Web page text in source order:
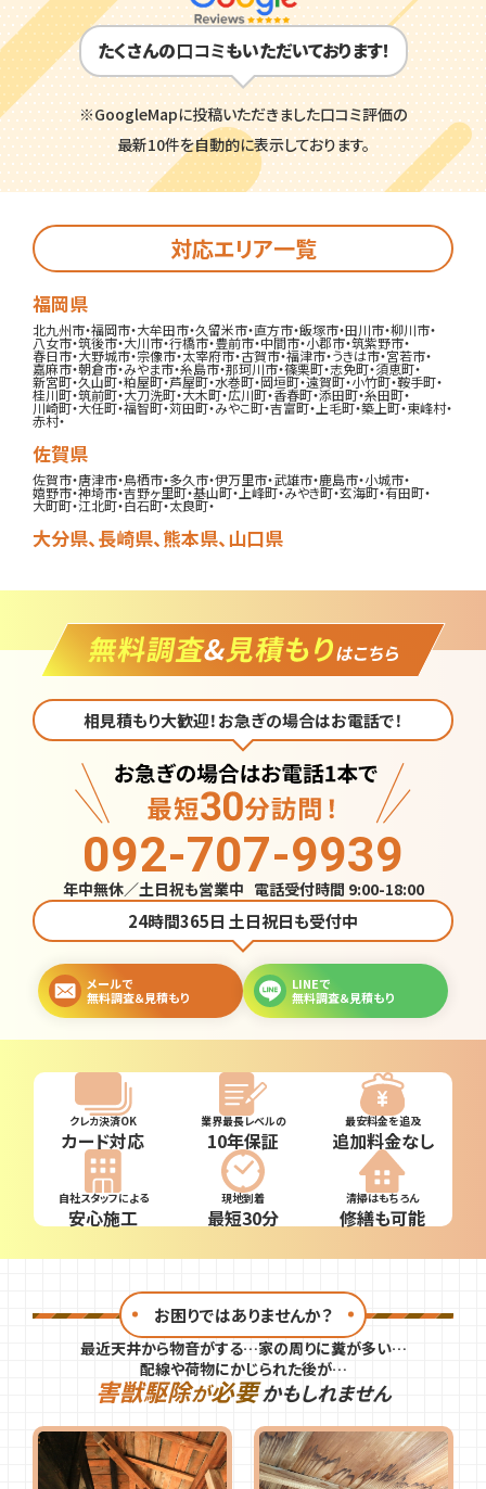
たくさんの口コミもいただいております!
※GoogleMapに投稿いただきました口コミ評価の
最新10件を自動的に表示しております。
対応エリア一覧
福岡県
北九州市・福岡市・大牟田市・久留米市・直方市・飯塚市・田川市・柳川市・
八女市・筑後市・大川市・行橋市・豊前市・中間市・小郡市・筑紫野市・
春日市・大野城市・宗像市・太宰府市・古賀市・福津市・うきは市・宮若市・
嘉麻市・朝倉市・みやま市・糸島市・那珂川市・篠栗町・志免町・須恵町・
新宮町・久山町・粕屋町・芦屋町・水巻町・岡垣町・遠賀町・小竹町・鞍手町・
桂川町・筑前町・大刀洗町・大木町・広川町・香春町・添田町・糸田町・
川崎町・大任町・福智町・苅田町・みやこ町・吉富町・ 上毛町・築上町・東峰村・
赤村・
佐賀県
佐賀市・唐津市・鳥栖市・多久市・伊万里市・武雄市・鹿島市・小城市・
嬉野市・神埼市・吉野ヶ里町・基山町・上峰町・みやき町・玄海町・有田町・
大町町・江北町・白石町・太良町・
大分県、長崎県、熊本県、山口県
相見積もり大歓迎！お急ぎの場合はお電話で！
092-707-9939
年中無休／土日祝も営業中 電話受付時間 9:00-18:00
24時間365日 土日祝日も受付中
メールで
無料調査＆見積もり
LINEで
無料調査＆見積もり
クレカ決済OK
カード対応
業界最長レベルの
10年保証
最安料金を追及
追加料金なし
自社スタッフによる
安心施工
現地到着
最短30分
清掃はもちろん
修繕も可能
お困りではありませんか？
最近天井から物音がする…家の周りに糞が多い…
配線や荷物にかじられた後が…
害獣駆除が必要かもしれません